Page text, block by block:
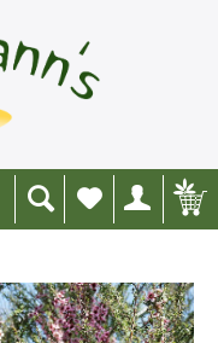
Wunschliste